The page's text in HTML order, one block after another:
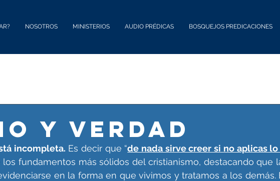
NOSOTROS MINISTERIOS AUDIO PRÉDICAS BOSQUEJOS PREDICACIONES
Y VERDAD
incompleta. Es decir que “de nada sirve creer si no aplicas
fundamentos más sólidos del cristianismo, destacando que
en la forma en que vivimos y tratamos a los demás.